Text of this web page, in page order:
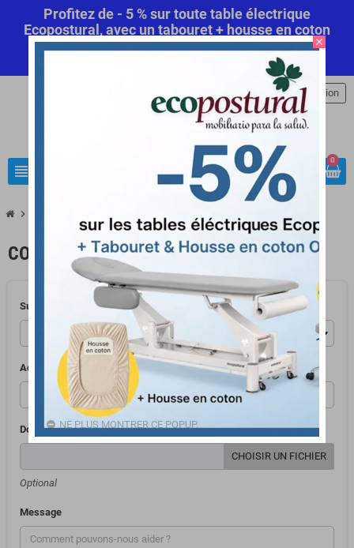
Profitez de - 5 % sur toute table électrique
Ecopostural, avec un tabouret + housse en coton
offert! Code Promo AutomatiqueCommandez
view_headline search
0
person Connexion
chevron_right
CONTACTEZ-NOUS
Sujet
Adresse e-mail
Document joint
CHOISIR UN FICHIER
Optional
Message
close
NE PLUS MONTRER CE POPUP.